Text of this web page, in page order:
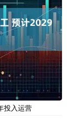
投入运营